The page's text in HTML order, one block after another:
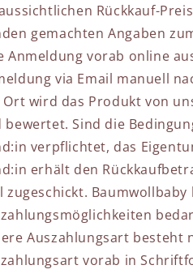
Rückkauf-
gemachten Angaben
Anmeldung vorab online
via Email manuell
Ort wird das Produkt von
bewertet. Sind die
verpflichtet, das
erhält den
zugeschickt.
Auszahlungsart besteht
vorab in